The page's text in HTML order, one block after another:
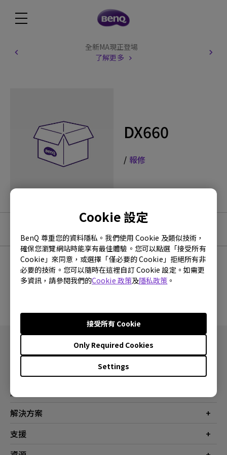
Cookie 設定
BenQ 尊重您的資料隱私。我們使用 Cookie 及類似技術，
確保您瀏覽網站時能享有最佳體驗。您可以點選「接受所有
Cookie」來同意，或選擇「僅必要的 Cookie」拒絕所有非
必要的技術。您可以隨時在這裡自訂 Cookie 設定。如需更
多資訊，請參閱我們的Cookie 政策及隱私政策 。
Settings
Only Required Cookies
接受所有 Cookie
全新MA現正登場
了解更多
DX660
/ 報修
沒有使用手冊
產品
投影機
燈具
解決方案
商業
支援
聯絡我們